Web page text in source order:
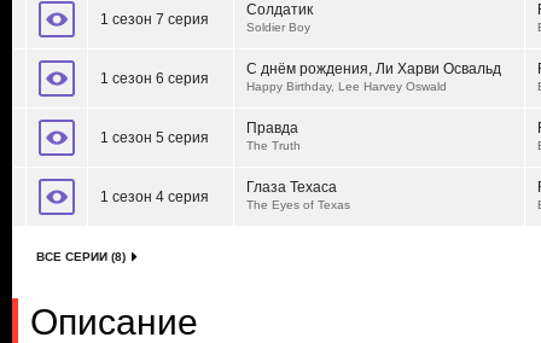
1 сезон 7 серия
Солдатик
Soldier Boy
1 сезон 6 серия
С днём рождения, Ли Харви Освальд
Happy Birthday, Lee Harvey Oswald
1 сезон 5 серия
Правда
The Truth
1 сезон 4 серия
Глаза Техаса
The Eyes of Texas
ВСЕ СЕРИИ (8)
Описание